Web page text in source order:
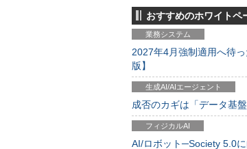
おすすめのホワイトペ
業務システム
2027年4月強制適用へ待
版】
生成AI/AIエージェント
成否のカギは「データ基
フィジカルAI
AI/ロボット─Society 5.0